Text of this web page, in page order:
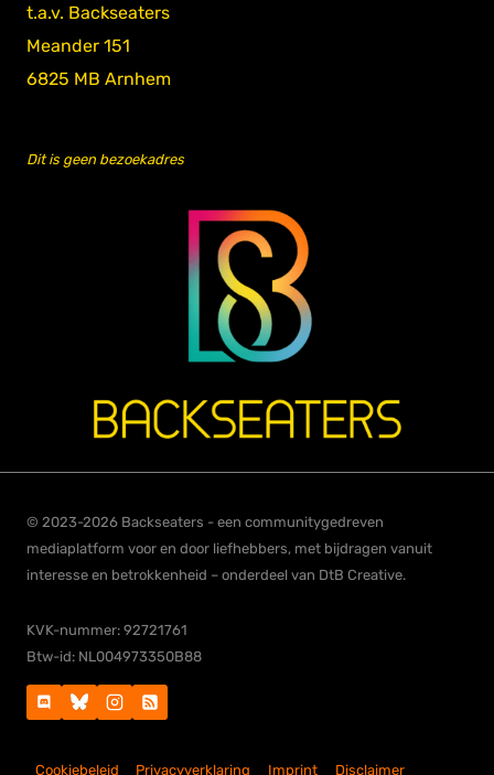
t.a.v. Backseaters
Meander 151
6825 MB Arnhem
Dit is geen bezoekadres
© 2023-2026 Backseaters - een communitygedreven
mediaplatform voor en door liefhebbers, met bijdragen vanuit
interesse en betrokkenheid – onderdeel van DtB Creative.
KVK-nummer: 92721761
Btw-id: NL004973350B88
Cookiebeleid Privacyverklaring Imprint Disclaimer